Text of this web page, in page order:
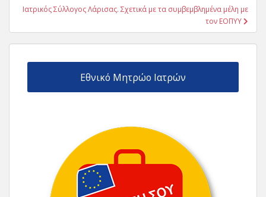
Ιατρικός Σύλλογος Λάρισας. Σχετικά με τα συμβεμβλημένα μέλη με
τον ΕΟΠΥΥ
Εθνικό Μητρώο Ιατρών